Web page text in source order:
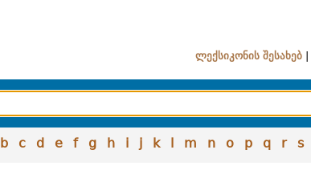
ლექსიკონის შესახებ
b c d e f g h i j k l m n o p q r s